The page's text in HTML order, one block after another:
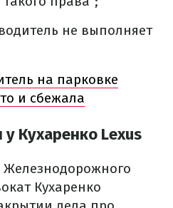
не выполняет
на парковке
и сбежала
Кухаренко Lexus
Железнодорожного
Кухаренко